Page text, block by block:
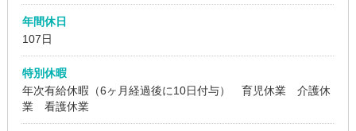
年間休日
107日
特別休暇
年次有給休暇（6ヶ月経過後に10日付与） 育児休業 介護休
業 看護休業